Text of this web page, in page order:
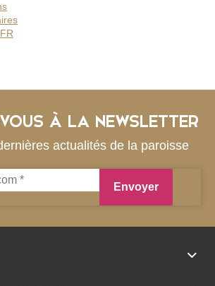
À LA NEWSLETTER
actualités de la paroisse